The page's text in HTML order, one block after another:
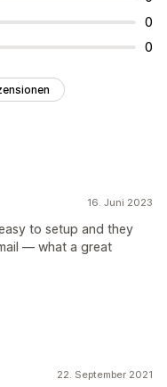
0
0
16. Juni 2023
to setup and they
— what a great
22. September 2021